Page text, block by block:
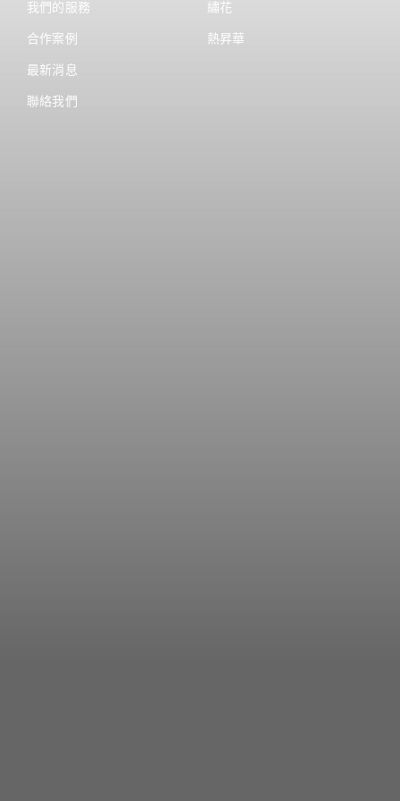
我們的服務
合作案例
最新消息
聯絡我們
繡花
熱昇華